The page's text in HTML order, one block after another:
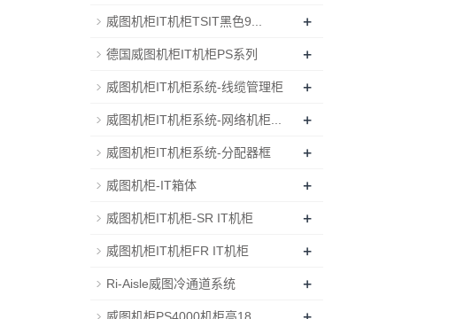
威图机柜IT机柜TSIT黑色9... +
德国威图机柜IT机柜PS系列 +
威图机柜IT机柜系统-线缆管理柜 +
威图机柜IT机柜系统-网络机柜... +
威图机柜IT机柜系统-分配器框 +
威图机柜-IT箱体 +
威图机柜IT机柜-SR IT机柜 +
威图机柜IT机柜FR IT机柜 +
Ri-Aisle威图冷通道系统 +